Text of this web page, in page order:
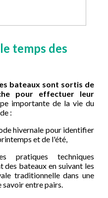
temps des
bateaux sont sortis de
pour effectuer leur
importante de la vie du
:
hivernale pour identifier
et de l'été,
pratiques techniques
des bateaux en suivant les
traditionnelle dans une
entre pairs.